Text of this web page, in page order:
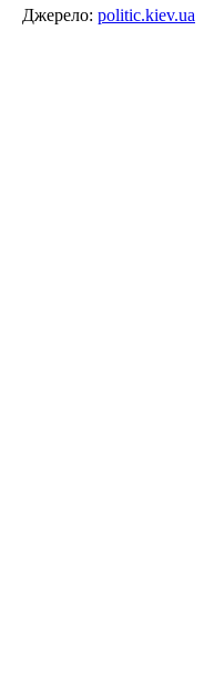
Джерело: politic.kiev.ua